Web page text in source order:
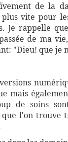
de la
vite pour
Je rappelle
de ma
"Dieu! que je
mais
de soins
l'on trouve